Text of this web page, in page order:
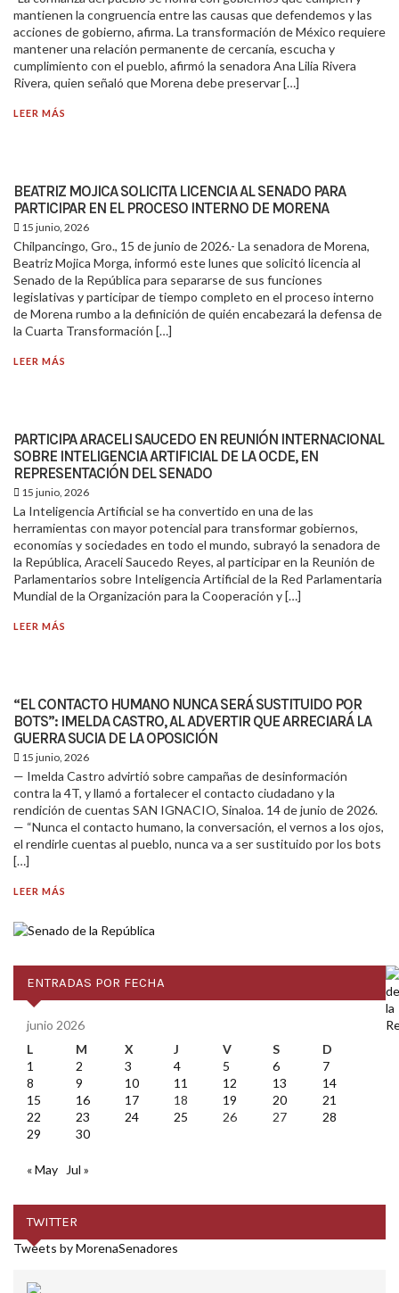
mantienen la congruencia entre las causas que defendemos y las
acciones de gobierno, afirma. La transformación de México requiere
mantener una relación permanente de cercanía, escucha y
cumplimiento con el pueblo, afirmó la senadora Ana Lilia Rivera
Rivera, quien señaló que Morena debe preservar […]
LEER MÁS
BEATRIZ MOJICA SOLICITA LICENCIA AL SENADO PARA
PARTICIPAR EN EL PROCESO INTERNO DE MORENA
15 junio, 2026
Chilpancingo, Gro., 15 de junio de 2026.- La senadora de Morena,
Beatriz Mojica Morga, informó este lunes que solicitó licencia al
Senado de la República para separarse de sus funciones
legislativas y participar de tiempo completo en el proceso interno
de Morena rumbo a la definición de quién encabezará la defensa de
la Cuarta Transformación […]
LEER MÁS
PARTICIPA ARACELI SAUCEDO EN REUNIÓN INTERNACIONAL
SOBRE INTELIGENCIA ARTIFICIAL DE LA OCDE, EN
REPRESENTACIÓN DEL SENADO
15 junio, 2026
La Inteligencia Artificial se ha convertido en una de las
herramientas con mayor potencial para transformar gobiernos,
economías y sociedades en todo el mundo, subrayó la senadora de
la República, Araceli Saucedo Reyes, al participar en la Reunión de
Parlamentarios sobre Inteligencia Artificial de la Red Parlamentaria
Mundial de la Organización para la Cooperación y […]
LEER MÁS
“EL CONTACTO HUMANO NUNCA SERÁ SUSTITUIDO POR
BOTS”: IMELDA CASTRO, AL ADVERTIR QUE ARRECIARÁ LA
GUERRA SUCIA DE LA OPOSICIÓN
15 junio, 2026
— Imelda Castro advirtió sobre campañas de desinformación
contra la 4T, y llamó a fortalecer el contacto ciudadano y la
rendición de cuentas SAN IGNACIO, Sinaloa. 14 de junio de 2026.
— “Nunca el contacto humano, la conversación, el vernos a los ojos,
el rendirle cuentas al pueblo, nunca va a ser sustituido por los bots
[…]
LEER MÁS
ENTRADAS POR FECHA
junio 2026
L
M X J V S
D
1
2 3 4 5 6
7
8
9 10 11 12 13
14
15
16 17 18 19 20
21
22
23 24 25 26 27
28
29
30
« May Jul »
TWITTER
Tweets by MorenaSenadores